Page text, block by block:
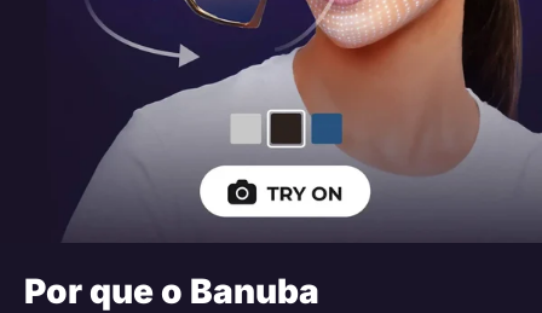
Por que o Banuba